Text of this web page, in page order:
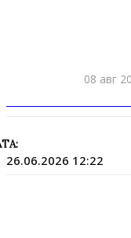
08 авг
26.06.2026 12:22